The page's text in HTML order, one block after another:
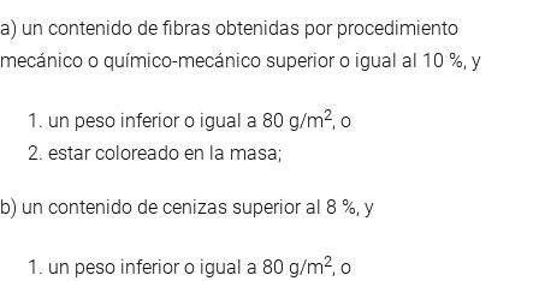
a) un contenido de fibras obtenidas por procedimiento
mecánico o químico-mecánico superior o igual al 10 %, y
un peso inferior o igual a 80 g/m2, o
estar coloreado en la masa;
b) un contenido de cenizas superior al 8 %, y
un peso inferior o igual a 80 g/m2, o